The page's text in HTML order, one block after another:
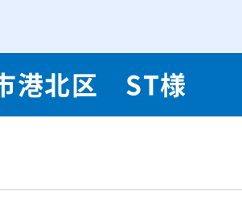
港北区 ST様